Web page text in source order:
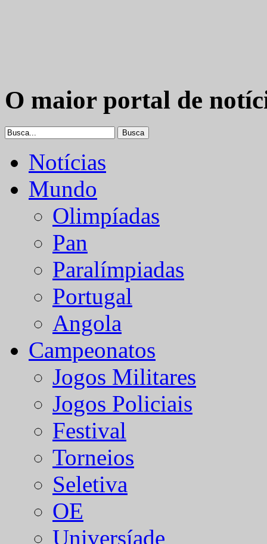
O maior portal de
Notícias
Mundo
Olimpíadas
Pan
Paralímpiadas
Portugal
Angola
Campeonatos
Jogos Militares
Jogos Policiais
Festival
Torneios
Seletiva
OE
Universíade